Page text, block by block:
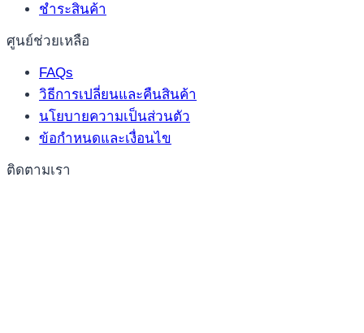
ชำระสินค้า
ศูนย์ช่วยเหลือ
FAQs
วิธีการเปลี่ยนและคืนสินค้า
นโยบายความเป็นส่วนตัว
ข้อกำหนดและเงื่อนไข
ติดตามเรา